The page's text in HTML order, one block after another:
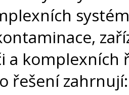
a komplexních
řešení